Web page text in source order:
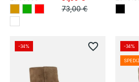
73,00 €
-34% favorite_border -34%